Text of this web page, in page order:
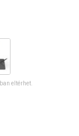
eltérhet.